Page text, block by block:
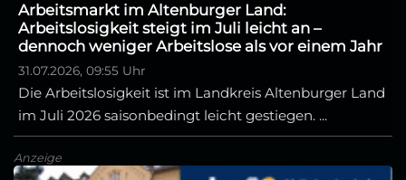
Arbeitsmarkt im Altenburger Land:
Arbeitslosigkeit steigt im Juli leicht an –
dennoch weniger Arbeitslose als vor einem Jahr
31.07.2026, 09:55 Uhr
Die Arbeitslosigkeit ist im Landkreis Altenburger Land
im Juli 2026 saisonbedingt leicht gestiegen. ...
Anzeige